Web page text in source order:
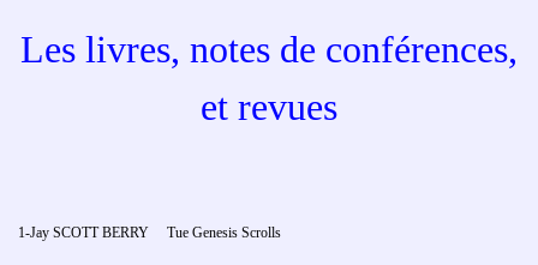
Les livres, notes de conférences,
et revues
1-Jay SCOTT BERRY Tue Genesis Scrolls